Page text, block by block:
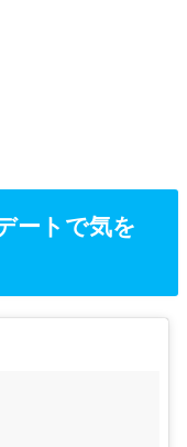
ートで気を